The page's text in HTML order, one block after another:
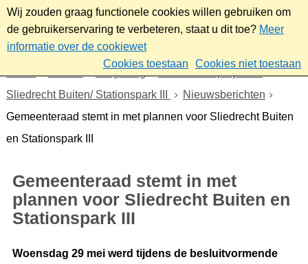
Wij zouden graag functionele cookies willen gebruiken om
de gebruikerservaring te verbeteren, staat u dit toe? Meer
informatie over de cookiewet
Cookies toestaan
Cookies niet toestaan
Omgeving
Plannen en projecten
Sliedrecht Buiten/ Stationspark III
Nieuwsberichten
Gemeenteraad stemt in met plannen voor Sliedrecht Buiten
en Stationspark III
Gemeenteraad stemt in met
plannen voor Sliedrecht Buiten en
Stationspark III
Woensdag 29 mei werd tijdens de besluitvormende